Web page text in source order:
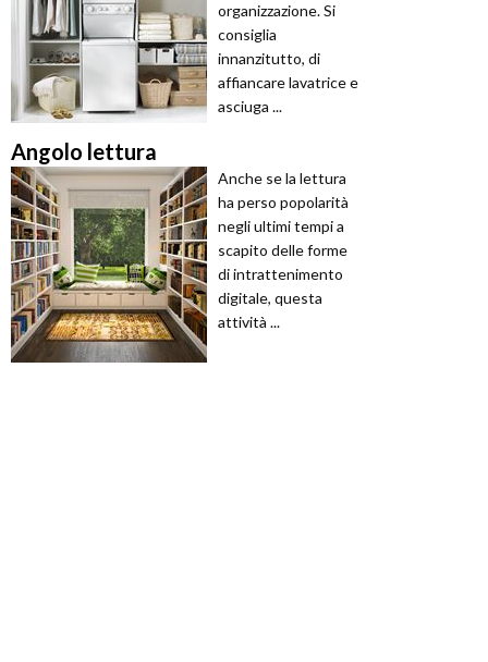
organizzazione. Si
consiglia
innanzitutto, di
affiancare lavatrice e
asciuga ...
Angolo lettura
Anche se la lettura
ha perso popolarità
negli ultimi tempi a
scapito delle forme
di intrattenimento
digitale, questa
attività ...